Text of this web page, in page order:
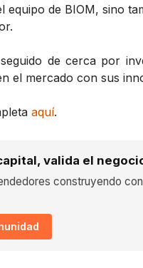
equipo de BIOM, sino
de cerca por
el mercado con sus
aquí.
valida el
construyendo